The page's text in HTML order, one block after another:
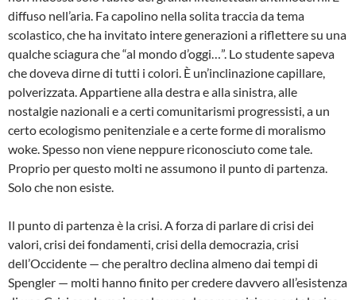
diffuso nell’aria. Fa capolino nella solita traccia da tema
scolastico, che ha invitato intere generazioni a riflettere su una
qualche sciagura che “al mondo d’oggi…”. Lo studente sapeva
che doveva dirne di tutti i colori. È un’inclinazione capillare,
polverizzata. Appartiene alla destra e alla sinistra, alle
nostalgie nazionali e a certi comunitarismi progressisti, a un
certo ecologismo penitenziale e a certe forme di moralismo
woke. Spesso non viene neppure riconosciuto come tale.
Proprio per questo molti ne assumono il punto di partenza.
Solo che non esiste.
Il punto di partenza è la crisi. A forza di parlare di crisi dei
valori, crisi dei fondamenti, crisi della democrazia, crisi
dell’Occidente — che peraltro declina almeno dai tempi di
Spengler — molti hanno finito per credere davvero all’esistenza